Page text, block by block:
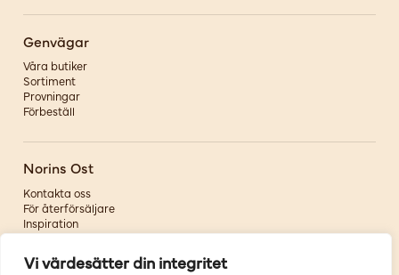
Vi värdesätter din integritet
Genvägar
Våra butiker
Sortiment
Provningar
Förbeställ
Norins Ost
Kontakta oss
För återförsäljare
Inspiration
Om oss